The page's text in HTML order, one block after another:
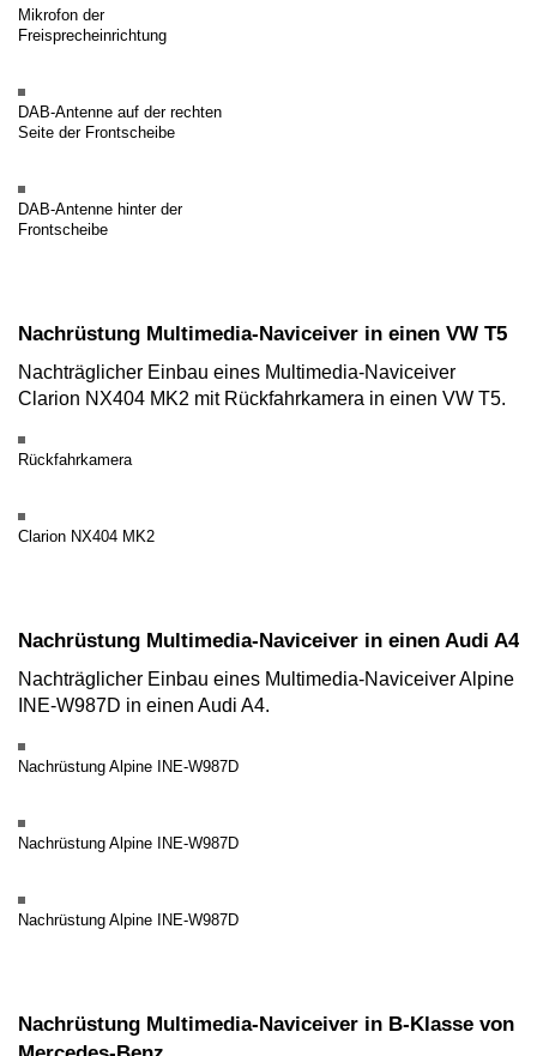
Mikrofon der
Freisprecheinrichtung
DAB-Antenne auf der rechten
Seite der Frontscheibe
DAB-Antenne hinter der
Frontscheibe
Nachrüstung Multimedia-Naviceiver in einen VW T5
Nachträglicher Einbau eines Multimedia-Naviceiver
Clarion NX404 MK2 mit Rückfahrkamera in einen VW T5.
Rückfahrkamera
Clarion NX404 MK2
Nachrüstung Multimedia-Naviceiver in einen Audi A4
Nachträglicher Einbau eines Multimedia-Naviceiver Alpine
INE-W987D in einen Audi A4.
Nachrüstung Alpine INE-W987D
Nachrüstung Alpine INE-W987D
Nachrüstung Alpine INE-W987D
Nachrüstung Multimedia-Naviceiver in B-Klasse von